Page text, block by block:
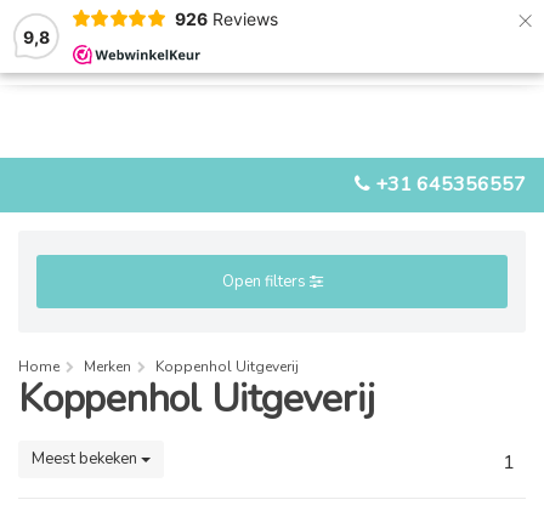
9,8
926 Reviews ×
+31 645356557
MENU
Open filters
Home Merken Koppenhol Uitgeverij
Koppenhol Uitgeverij
Meest bekeken 1